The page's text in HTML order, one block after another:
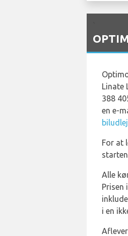
Linate
388
en e-
For at
Alle
Prisen
i en